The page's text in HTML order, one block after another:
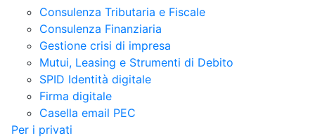
Consulenza Tributaria e Fiscale
Consulenza Finanziaria
Gestione crisi di impresa
Mutui, Leasing e Strumenti di Debito
SPID Identità digitale
Firma digitale
Casella email PEC
Per i privati